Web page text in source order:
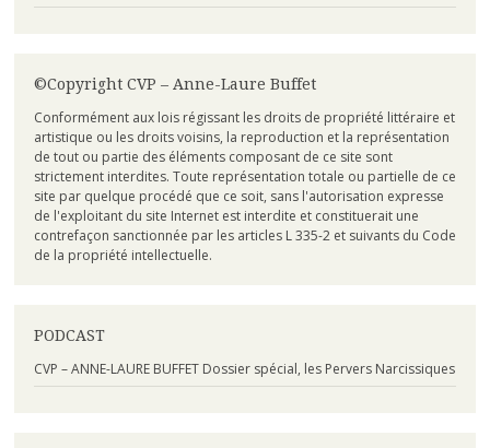
©Copyright CVP – Anne-Laure Buffet
Conformément aux lois régissant les droits de propriété littéraire et
artistique ou les droits voisins, la reproduction et la représentation
de tout ou partie des éléments composant de ce site sont
strictement interdites. Toute représentation totale ou partielle de ce
site par quelque procédé que ce soit, sans l'autorisation expresse
de l'exploitant du site Internet est interdite et constituerait une
contrefaçon sanctionnée par les articles L 335-2 et suivants du Code
de la propriété intellectuelle.
PODCAST
CVP – ANNE-LAURE BUFFET Dossier spécial, les Pervers Narcissiques